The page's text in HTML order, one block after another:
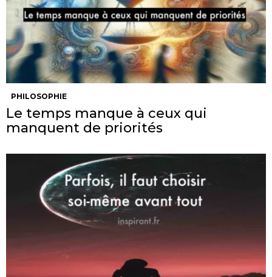
PHILOSOPHIE
Le temps manque à ceux qui
manquent de priorités